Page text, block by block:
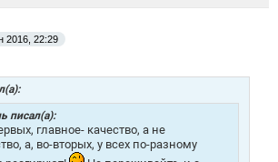
2016, 22:29
писал(а):
главное- качество, а не
а, во-вторых, у всех по-разному